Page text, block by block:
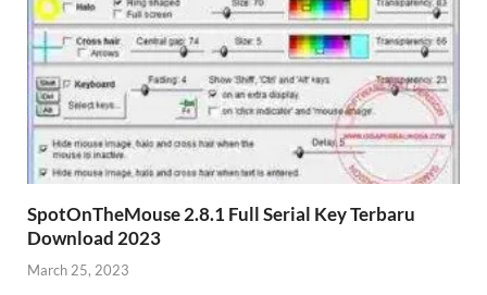
SpotOnTheMouse 2.8.1 Full Serial Key Terbaru
Download 2023
March 25, 2023